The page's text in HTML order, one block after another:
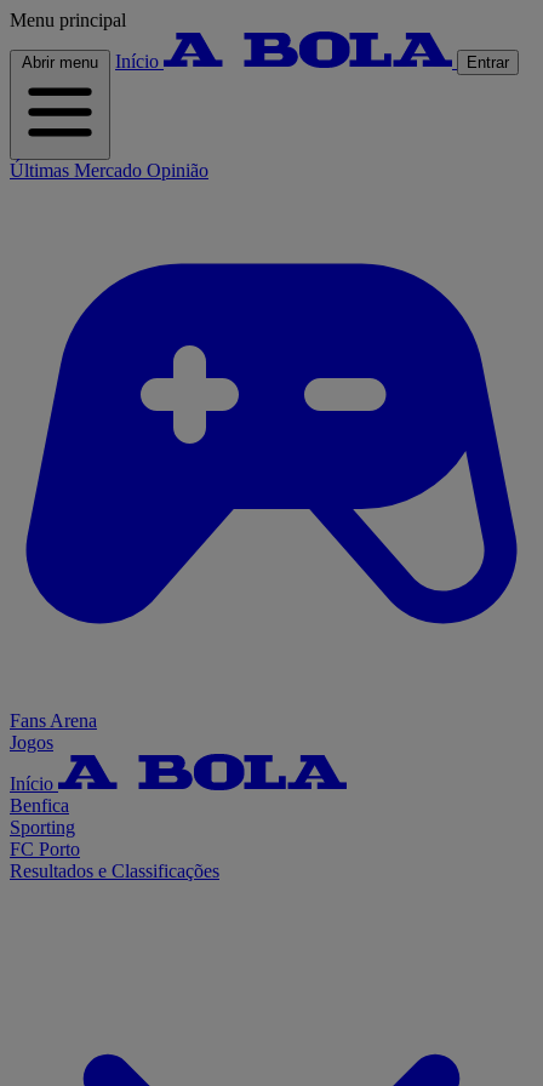
Menu principal
Abrir menu Início Entrar
Últimas Mercado Opinião
Fans Arena
Jogos
Início
Benfica
Sporting
FC Porto
Resultados e Classificações